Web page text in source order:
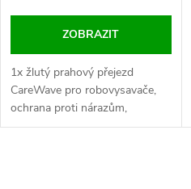
ZOBRAZIT
1x žlutý prahový přejezd
CareWave pro robovysavače,
ochrana proti nárazům,
efektivní čištění přechodů.